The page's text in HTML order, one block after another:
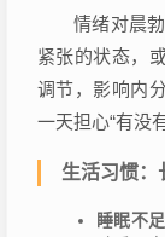
情绪对晨
紧张的状态，
调节，影响内
一天担心“有没
生活习惯：
睡眠不